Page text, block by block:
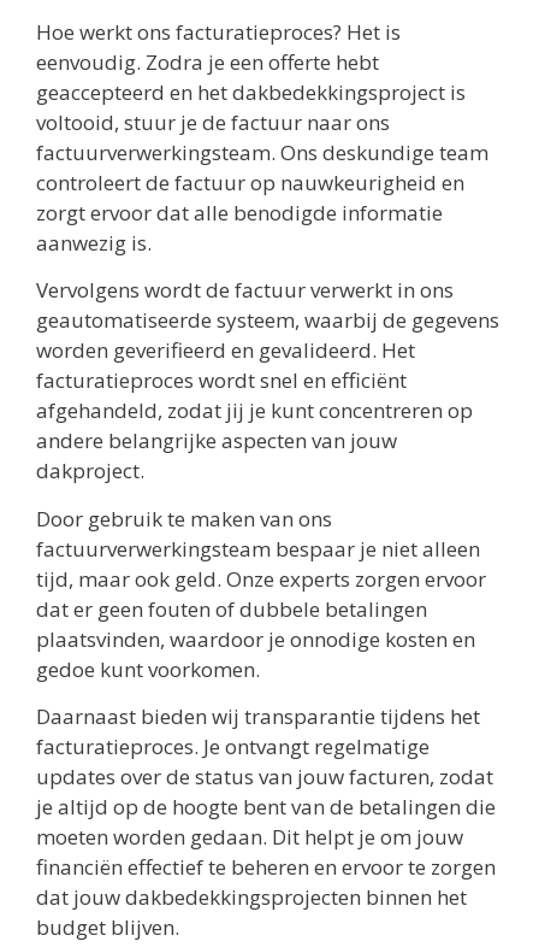
Hoe werkt ons facturatieproces? Het is
eenvoudig. Zodra je een offerte hebt
geaccepteerd en het dakbedekkingsproject is
voltooid, stuur je de factuur naar ons
factuurverwerkingsteam. Ons deskundige team
controleert de factuur op nauwkeurigheid en
zorgt ervoor dat alle benodigde informatie
aanwezig is.
Vervolgens wordt de factuur verwerkt in ons
geautomatiseerde systeem, waarbij de gegevens
worden geverifieerd en gevalideerd. Het
facturatieproces wordt snel en efficiënt
afgehandeld, zodat jij je kunt concentreren op
andere belangrijke aspecten van jouw
dakproject.
Door gebruik te maken van ons
factuurverwerkingsteam bespaar je niet alleen
tijd, maar ook geld. Onze experts zorgen ervoor
dat er geen fouten of dubbele betalingen
plaatsvinden, waardoor je onnodige kosten en
gedoe kunt voorkomen.
Daarnaast bieden wij transparantie tijdens het
facturatieproces. Je ontvangt regelmatige
updates over de status van jouw facturen, zodat
je altijd op de hoogte bent van de betalingen die
moeten worden gedaan. Dit helpt je om jouw
financiën effectief te beheren en ervoor te zorgen
dat jouw dakbedekkingsprojecten binnen het
budget blijven.